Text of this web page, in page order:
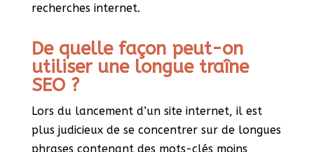
recherches internet.
De quelle façon peut-on
utiliser une longue traîne
SEO ?
Lors du lancement d’un site internet, il est
plus judicieux de se concentrer sur de longues
phrases contenant des mots-clés moins